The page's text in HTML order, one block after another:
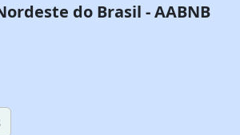
do Brasil - AABNB